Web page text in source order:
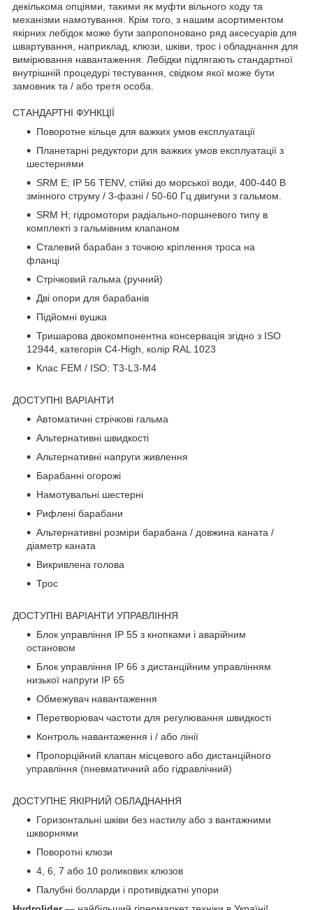
декількома опціями, такими як муфти вільного ходу та
механізми намотування. Крім того, з нашим асортиментом
якірних лебідок може бути запропоновано ряд аксесуарів для
швартування, наприклад, клюзи, шківи, трос і обладнання для
вимірювання навантаження. Лебідки підлягають стандартної
внутрішній процедурі тестування, свідком якої може бути
замовник та / або третя особа.
СТАНДАРТНІ ФУНКЦІЇ
Поворотне кільце для важких умов експлуатації
Планетарні редуктори для важких умов експлуатації з
шестернями
SRM E; IP 56 TENV, стійкі до морської води, 400-440 В
змінного струму / 3-фазні / 50-60 Гц двигуни з гальмом.
SRM H; гідромотори радіально-поршневого типу в
комплекті з гальмівним клапаном
Сталевий барабан з точкою кріплення троса на
фланці
Стрічковий гальма (ручний)
Дві опори для барабанів
Підйомні вушка
Тришарова двокомпонентна консервація згідно з ISO
12944, категорія C4-High, колір RAL 1023
Клас FEM / ISO: T3-L3-M4
ДОСТУПНІ ВАРІАНТИ
Автоматичні стрічкові гальма
Альтернативні швидкості
Альтернативні напруги живлення
Барабанні огорожі
Намотувальні шестерні
Рифлені барабани
Альтернативні розміри барабана / довжина каната /
діаметр каната
Викривлена голова
Трос
ДОСТУПНІ ВАРІАНТИ УПРАВЛІННЯ
Блок управління IP 55 з кнопками і аварійним
остановом
Блок управління IP 66 з дистанційним управлінням
низької напруги IP 65
Обмежувач навантаження
Перетворювач частоти для регулювання швидкості
Контроль навантаження і / або лінії
Пропорційний клапан місцевого або дистанційного
управління (пневматичний або гідравлічний)
ДОСТУПНЕ ЯКІРНИЙ ОБЛАДНАННЯ
Горизонтальні шківи без настилу або з вантажними
шкворнями
Поворотні клюзи
4, 6, 7 або 10 роликових клюзов
Палубні болларди і противідкатні упори